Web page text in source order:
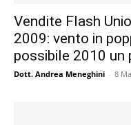
Vendite Flash
2009: vento in
possibile 2010 un
Dott. Andrea Meneghini - 8